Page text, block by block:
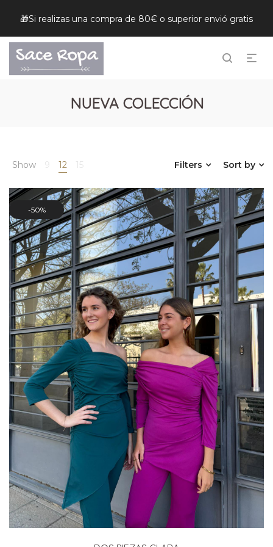
🎁Si realizas una compra de 80€ o superior envió gratis
NUEVA COLECCIÓN
Show 12 15 Sort by
Filters
50%